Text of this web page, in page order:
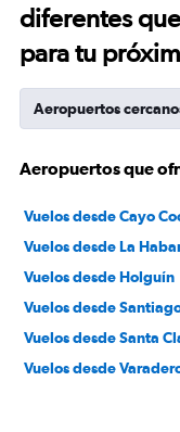
diferentes
para tu
Aeropuertos
Aeropuertos que
Vuelos desde Cayo
Vuelos desde La
Vuelos desde Holguín
Vuelos desde
Vuelos desde Santa
Vuelos desde